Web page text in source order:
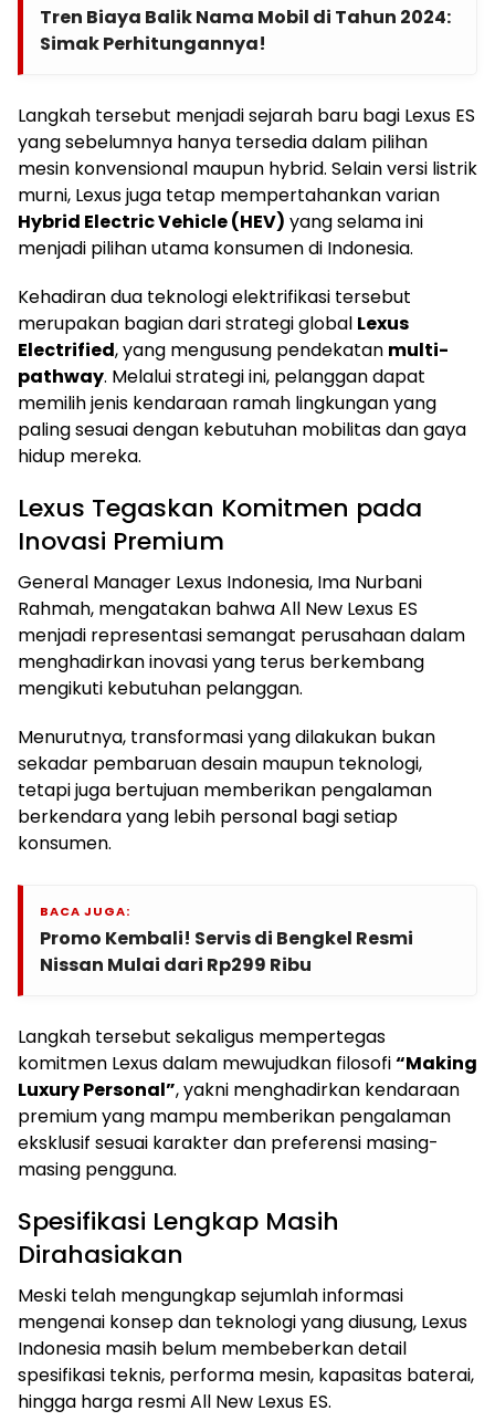
Tren Biaya Balik Nama Mobil di Tahun 2024:
Simak Perhitungannya!
Langkah tersebut menjadi sejarah baru bagi Lexus ES
yang sebelumnya hanya tersedia dalam pilihan
mesin konvensional maupun hybrid. Selain versi listrik
murni, Lexus juga tetap mempertahankan varian
Hybrid Electric Vehicle (HEV) yang selama ini
menjadi pilihan utama konsumen di Indonesia.
Kehadiran dua teknologi elektrifikasi tersebut
merupakan bagian dari strategi global Lexus
Electrified, yang mengusung pendekatan multi-
pathway. Melalui strategi ini, pelanggan dapat
memilih jenis kendaraan ramah lingkungan yang
paling sesuai dengan kebutuhan mobilitas dan gaya
hidup mereka.
Lexus Tegaskan Komitmen pada
Inovasi Premium
General Manager Lexus Indonesia, Ima Nurbani
Rahmah, mengatakan bahwa All New Lexus ES
menjadi representasi semangat perusahaan dalam
menghadirkan inovasi yang terus berkembang
mengikuti kebutuhan pelanggan.
Menurutnya, transformasi yang dilakukan bukan
sekadar pembaruan desain maupun teknologi,
tetapi juga bertujuan memberikan pengalaman
berkendara yang lebih personal bagi setiap
konsumen.
BACA JUGA:
Promo Kembali! Servis di Bengkel Resmi
Nissan Mulai dari Rp299 Ribu
Langkah tersebut sekaligus mempertegas
komitmen Lexus dalam mewujudkan filosofi“Making
Luxury Personal”, yakni menghadirkan kendaraan
premium yang mampu memberikan pengalaman
eksklusif sesuai karakter dan preferensi masing-
masing pengguna.
Spesifikasi Lengkap Masih
Dirahasiakan
Meski telah mengungkap sejumlah informasi
mengenai konsep dan teknologi yang diusung, Lexus
Indonesia masih belum membeberkan detail
spesifikasi teknis, performa mesin, kapasitas baterai,
hingga harga resmi All New Lexus ES.